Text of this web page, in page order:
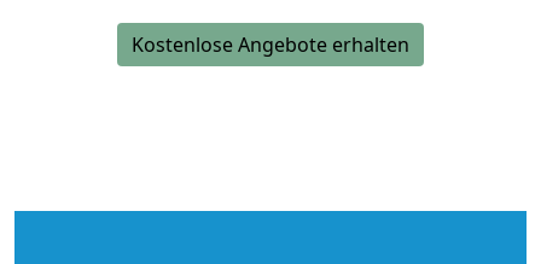
Kostenlose Angebote erhalten